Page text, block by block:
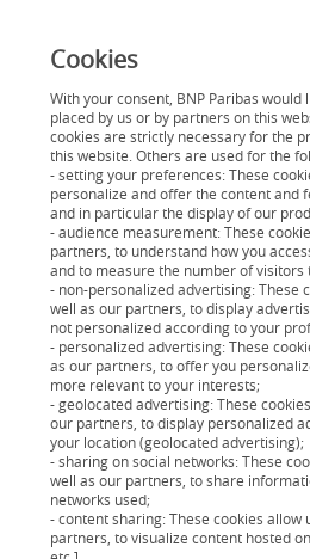
Une protection
crédit
Bénéficiez de garanties(1)pour
remboursement de votre crédit
une assurance emprunteur
essentielle.
(1) Détail des conditions et limites de
demande ou en cliquant sur "Découvrir
Cookies
With your consent, BNP Paribas would
placed by us or by partners on this
cookies are strictly necessary for the
this website. Others are used for the
- setting your preferences: These
personalize and offer the content and
and in particular the display of our
- audience measurement: These
partners, to understand how you
and to measure the number of visitors
- non-personalized advertising: These
well as our partners, to display
not personalized according to your
- personalized advertising: These
as our partners, to offer you
more relevant to your interests;
- geolocated advertising: These
our partners, to display personalized
your location (geolocated advertising);
- sharing on social networks: These
well as our partners, to share
networks used;
- content sharing: These cookies allow
partners, to visualize content hosted